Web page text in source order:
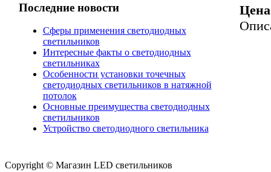
Последние новости
Сферы применения светодиодных
светильников
Интересные факты о светодиодных
светильниках
Особенности установки точечных
светодиодных светильников в натяжной
потолок
Основные преимущества светодиодных
светильников
Устройство светодиодного светильника
Copyright © Магазин LED светильников